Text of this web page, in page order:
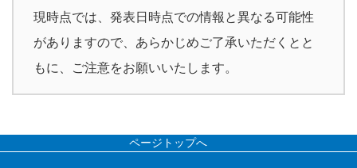
現時点では、発表日時点での情報と異なる可能性
がありますので、あらかじめご了承いただくとと
もに、ご注意をお願いいたします。
ページトップへ